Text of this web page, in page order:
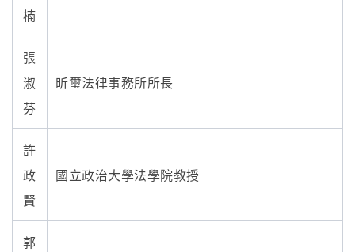
楠
張
淑
芬
昕璽法律事務所所長
許
政
賢
國立政治大學法學院教授
郭